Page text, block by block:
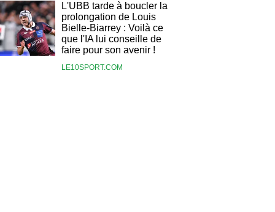
L'UBB tarde à boucler la
prolongation de Louis
Bielle-Biarrey : Voilà ce
que l'IA lui conseille de
faire pour son avenir !
LE10SPORT.COM